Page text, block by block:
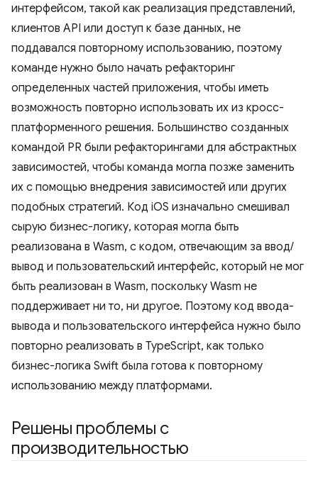
интерфейсом, такой как реализация представлений,
клиентов API или доступ к базе данных, не
поддавался повторному использованию, поэтому
команде нужно было начать рефакторинг
определенных частей приложения, чтобы иметь
возможность повторно использовать их из кросс-
платформенного решения. Большинство созданных
командой PR были рефакторингами для абстрактных
зависимостей, чтобы команда могла позже заменить
их с помощью внедрения зависимостей или других
подобных стратегий. Код iOS изначально смешивал
сырую бизнес-логику, которая могла быть
реализована в Wasm, с кодом, отвечающим за ввод/
вывод и пользовательский интерфейс, который не мог
быть реализован в Wasm, поскольку Wasm не
поддерживает ни то, ни другое. Поэтому код ввода-
вывода и пользовательского интерфейса нужно было
повторно реализовать в TypeScript, как только
бизнес-логика Swift была готова к повторному
использованию между платформами.
Решены проблемы с
производительностью